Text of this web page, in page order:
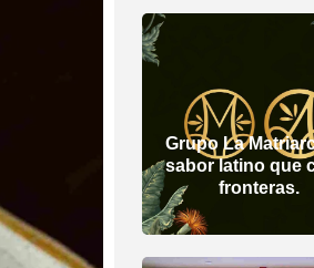
Grupo La
sabor latino que
fronteras.